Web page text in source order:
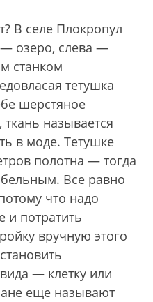
В селе Плокропул
— озеро, слева —
станком
тетушка
шерстяное
ткань называется
в моде. Тетушке
полотна — тогда
Все равно
что надо
и потратить
вручную этого
— клетку или
еще называют